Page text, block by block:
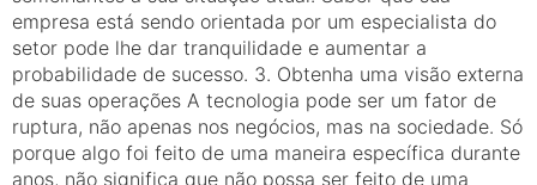
empresa está sendo orientada por um especialista do
setor pode lhe dar tranquilidade e aumentar a
probabilidade de sucesso. 3. Obtenha uma visão externa
de suas operações A tecnologia pode ser um fator de
ruptura, não apenas nos negócios, mas na sociedade. Só
porque algo foi feito de uma maneira específica durante
anos, não significa que não possa ser feito de uma